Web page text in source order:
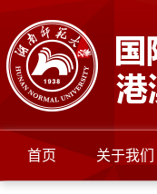
首页 关于我们